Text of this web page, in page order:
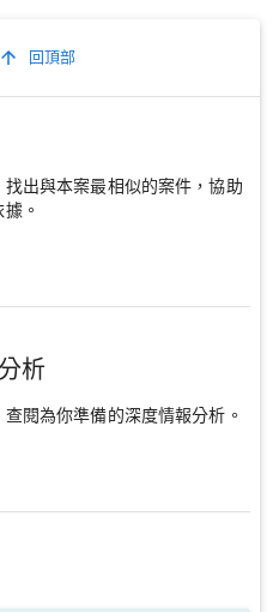
回頂部
出與本案最相似的案件，協助
。
析
閱為你準備的深度情報分析。